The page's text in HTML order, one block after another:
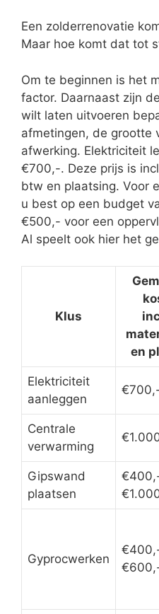
Een zolderrenovatie
Maar hoe komt dat tot
Om te beginnen is het
factor. Daarnaast zijn
wilt laten uitvoeren
afmetingen, de grootte
afwerking. Elektriciteit
€700,-. Deze prijs is
btw en plaatsing. Voor
u best op een budget
€500,- voor een
Al speelt ook hier het
Klus
en
Elektriciteit
aanleggen
Centrale
verwarming
Gipswand
plaatsen
Gyprocwerken